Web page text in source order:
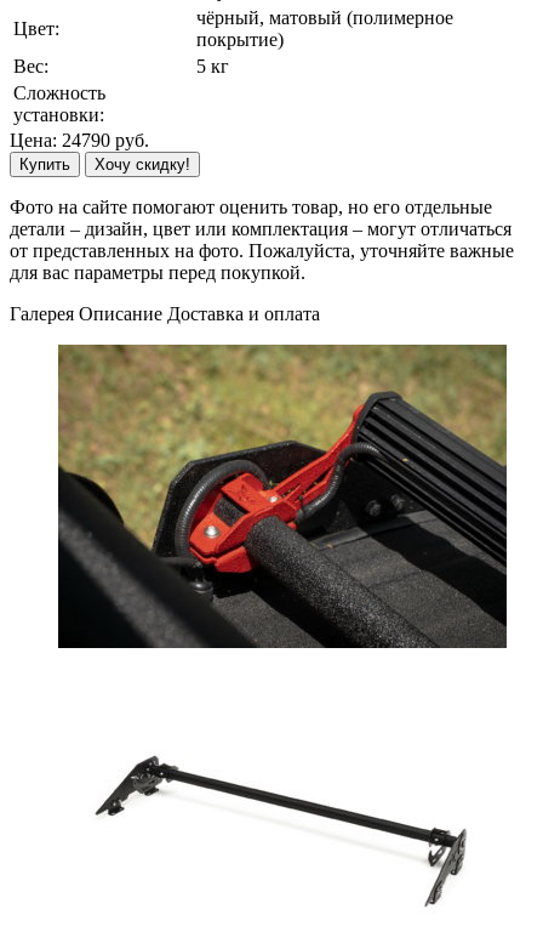
Цвет:
чёрный, матовый (полимерное
покрытие)
Вес:
5 кг
Сложность
установки:
Цена: 24790 руб.
Купить Хочу скидку!
Фото на сайте помогают оценить товар, но его отдельные
детали – дизайн, цвет или комплектация – могут отличаться
от представленных на фото. Пожалуйста, уточняйте важные
для вас параметры перед покупкой.
Галерея Описание Доставка и оплата